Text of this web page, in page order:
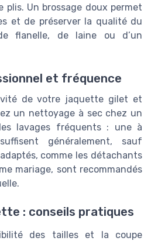
plis. Un brossage doux permet
et de préserver la qualité du
flanelle, de laine ou d’un
et fréquence
de votre jaquette gilet et
un nettoyage à sec chez un
lavages fréquents : une à
généralement, sauf
comme les détachants
mariage, sont recommandés
: conseils pratiques
des tailles et la coupe